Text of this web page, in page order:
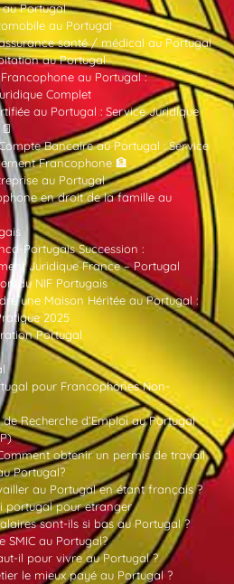
au Portugal
au Portugal
santé / médical au Portugal
au Portugal
au Portugal :
Complet
au Portugal : Service Juridique
Bancaire au Portugal : Service
Francophone 🏦
au Portugal
en droit de la famille au
Portugais Succession :
Juridique France – Portugal
du NIF Portugais
une Maison Héritée au Portugal :
2025
Portugal
pour Francophones Non-
de Recherche d’Emploi au Portugal
obtenir un permis de travail
Portugal?
au Portugal en étant français ?
portugal pour etranger
sont-ils si bas au Portugal ?
SMIC au Portugal?
il pour vivre au Portugal ?
le mieux payé au Portugal ?